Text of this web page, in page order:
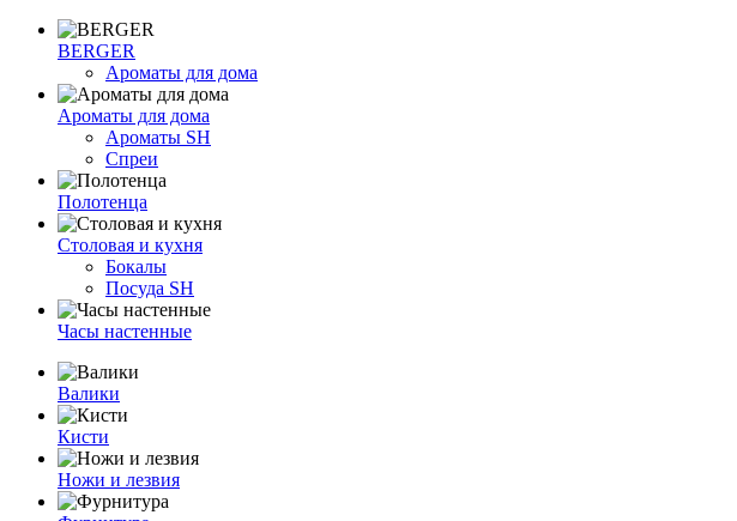
BERGER
Ароматы для дома
Ароматы для дома
Ароматы SH
Спреи
Полотенца
Столовая и кухня
Бокалы
Посуда SH
Часы настенные
Валики
Кисти
Ножи и лезвия